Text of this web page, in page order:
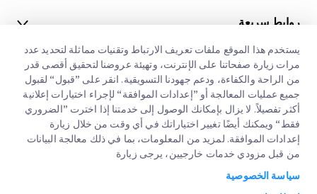
روابط سريعة
مواقع مكاتبنا
طلب عرض اسعار
تسجيل دخول العملاء
التسجيل
تتبع طلبك
الشركات الكبرى
عنا
الوظائف
مدونة
البيئة و المجتمع والحوكمة
خدماتنا
التخليص الجمركي السريع
يستخدم هذا الموقع ملفات تعريف الارتباط وتقنيات مماثلة لتحديد عدد
مرات زيارة صفحاتنا على الإنترنت، وتهيئة عروضنا لتحقيق أقصى قدر
من الراحة والكفاءة، ودعم جهودنا التسويقية. انقر على ”قبول“ لقبول
جميع عمليات المعالجة أو ”إعدادات الموافقة“ لإجراء اختيارات إعلانية
أكثر تفصيلاً. لا يزال بإمكانك الوصول إلى خدمتنا إذا اخترت ”الضروري
فقط“ ويمكنك أيضًا تغيير اختياراتك في أي وقت من خلال زيارة
إعدادات الموافقة. لمزيد من المعلومات، بما في ذلك معالجة البيانات
من قبل مزودي خدمات خارجيين، يرجى زيارة
سياسة الخصوصية